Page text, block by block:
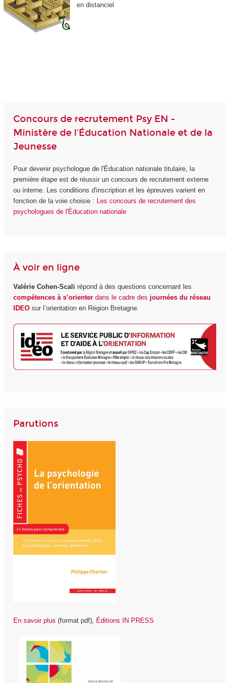
en distanciel
Concours de recrutement Psy EN -
Ministère de l'Éducation Nationale et de la
Jeunesse
Pour devenir psychologue de l'Éducation nationale titulaire, la
première étape est de réussir un concours de recrutement externe
ou interne. Les conditions d'inscription et les épreuves varient en
fonction de la voie choisie : Les concours de recrutement des
psychologues de l'Éducation nationale
À voir en ligne
Valérie Cohen-Scali répond à des questions concernant les
compétences à s’orienter dans le cadre des journées du réseau
IDEOsur l’orientation en Région Bretagne.
Parutions
En savoir plus (format pdf), Éditions IN PRESS